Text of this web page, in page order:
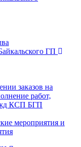
ГП
заказов на
работ,
КСП БГП
мероприятия и